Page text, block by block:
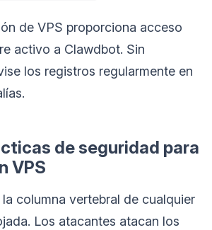
de VPS proporciona acceso
activo a Clawdbot. Sin
los registros regularmente en
de seguridad para
VPS
columna vertebral de cualquier
Los atacantes atacan los